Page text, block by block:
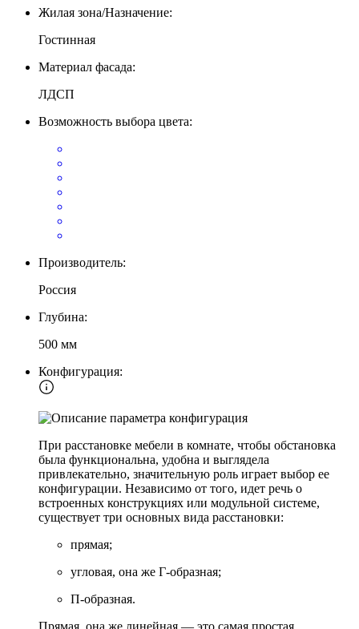
Жилая зона/Назначение:
Гостинная
Материал фасада:
ЛДСП
Возможность выбора цвета:
Производитель:
Россия
Глубина:
500 мм
Конфигурация:
При расстановке мебели в комнате, чтобы обстановка
была функциональна, удобна и выглядела
привлекательно, значительную роль играет выбор ее
конфигурации. Независимо от того, идет речь о
встроенных конструкциях или модульной системе,
существует три основных вида расстановки:
прямая;
угловая, она же Г-образная;
П-образная.
Прямая, она же линейная — это самая простая